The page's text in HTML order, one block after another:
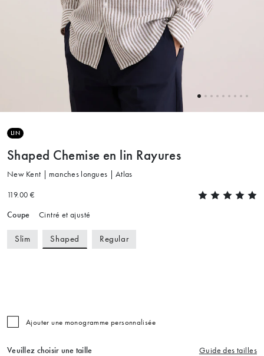
LIN
Shaped Chemise en lin Rayures
New Kent | manches longues | Atlas
119.00 €
Coupe Cintré et ajusté
Slim Shaped Regular
Ajouter une monogramme personnalisée
Veuillez choisir une taille Guide des tailles